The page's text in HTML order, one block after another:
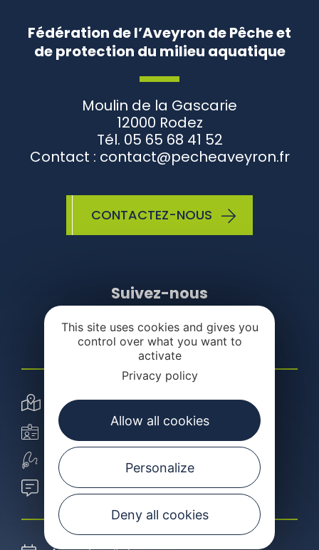
Fédération de l’Aveyron de Pêche et
de protection du milieu aquatique
Moulin de la Gascarie
12000 Rodez
Tél. 05 65 68 41 52
Contact : contact@pecheaveyron.fr
CONTACTEZ-NOUS
Suivez-nous
Carte interactive
Carte de pêche
Ecole de pêche
Blog de l'école de pêche
This site uses cookies and gives you
control over what you want to
activate
Privacy policy
Allow all cookies
Personalize
Deny all cookies